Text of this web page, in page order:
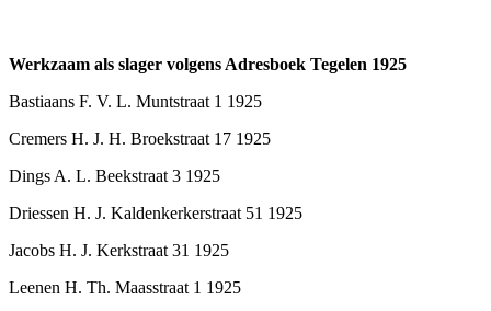
Werkzaam als slager volgens Adresboek Tegelen 1925
Bastiaans F. V. L. Muntstraat 1 1925
Cremers H. J. H. Broekstraat 17 1925
Dings A. L. Beekstraat 3 1925
Driessen H. J. Kaldenkerkerstraat 51 1925
Jacobs H. J. Kerkstraat 31 1925
Leenen H. Th. Maasstraat 1 1925